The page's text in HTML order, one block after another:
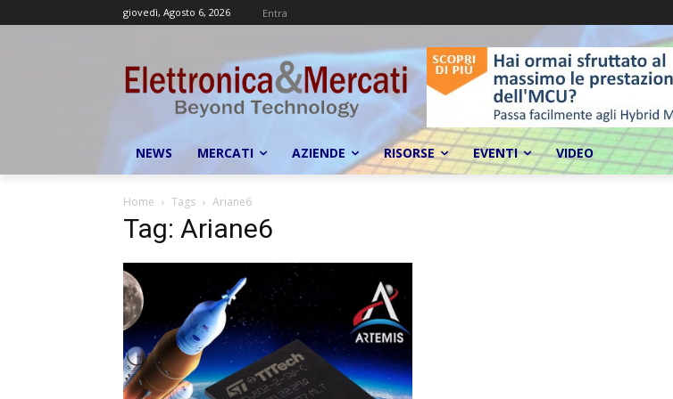
giovedì, Agosto 6, 2026 Entra
NEWS MERCATI AZIENDE RISORSE EVENTI VIDEO
Home Tags Ariane6
Tag: Ariane6